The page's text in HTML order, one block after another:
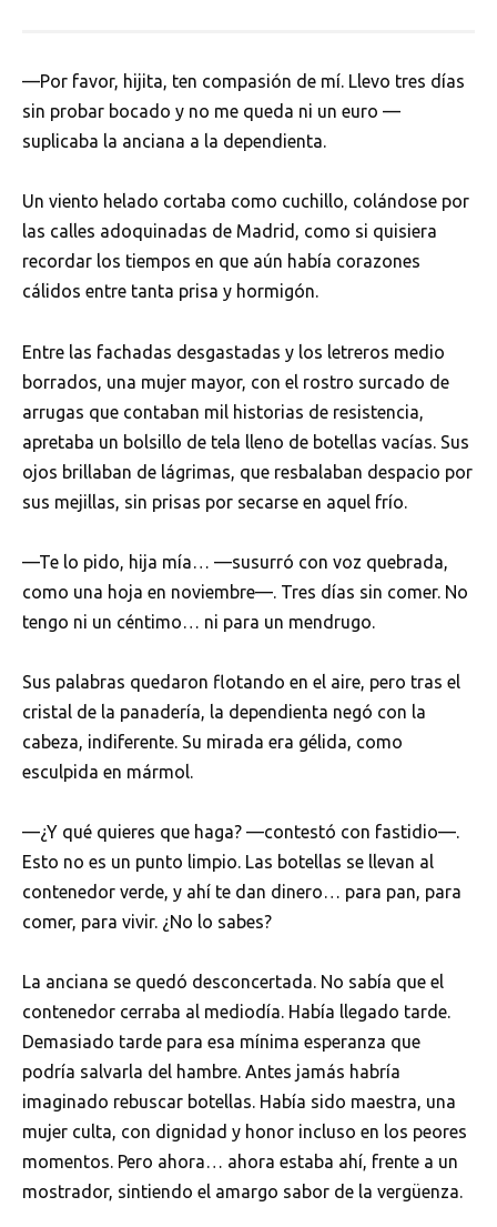
—Por favor, hijita, ten compasión de mí. Llevo tres días
sin probar bocado y no me queda ni un euro —
suplicaba la anciana a la dependienta.
Un viento helado cortaba como cuchillo, colándose por
las calles adoquinadas de Madrid, como si quisiera
recordar los tiempos en que aún había corazones
cálidos entre tanta prisa y hormigón.
Entre las fachadas desgastadas y los letreros medio
borrados, una mujer mayor, con el rostro surcado de
arrugas que contaban mil historias de resistencia,
apretaba un bolsillo de tela lleno de botellas vacías. Sus
ojos brillaban de lágrimas, que resbalaban despacio por
sus mejillas, sin prisas por secarse en aquel frío.
—Te lo pido, hija mía… —susurró con voz quebrada,
como una hoja en noviembre—. Tres días sin comer. No
tengo ni un céntimo… ni para un mendrugo.
Sus palabras quedaron flotando en el aire, pero tras el
cristal de la panadería, la dependienta negó con la
cabeza, indiferente. Su mirada era gélida, como
esculpida en mármol.
—¿Y qué quieres que haga? —contestó con fastidio—.
Esto no es un punto limpio. Las botellas se llevan al
contenedor verde, y ahí te dan dinero… para pan, para
comer, para vivir. ¿No lo sabes?
La anciana se quedó desconcertada. No sabía que el
contenedor cerraba al mediodía. Había llegado tarde.
Demasiado tarde para esa mínima esperanza que
podría salvarla del hambre. Antes jamás habría
imaginado rebuscar botellas. Había sido maestra, una
mujer culta, con dignidad y honor incluso en los peores
momentos. Pero ahora… ahora estaba ahí, frente a un
mostrador, sintiendo el amargo sabor de la vergüenza.